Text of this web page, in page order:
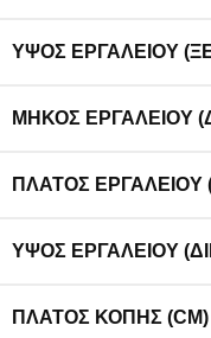
ΎΨΟΣ ΕΡΓΑΛΕΊΟΥ
ΜΉΚΟΣ ΕΡΓΑΛΕΊΟΥ
ΠΛΆΤΟΣ ΕΡΓΑΛΕΊΟΥ
ΎΨΟΣ ΕΡΓΑΛΕΊΟΥ
ΠΛΆΤΟΣ ΚΟΠΉΣ (CM)